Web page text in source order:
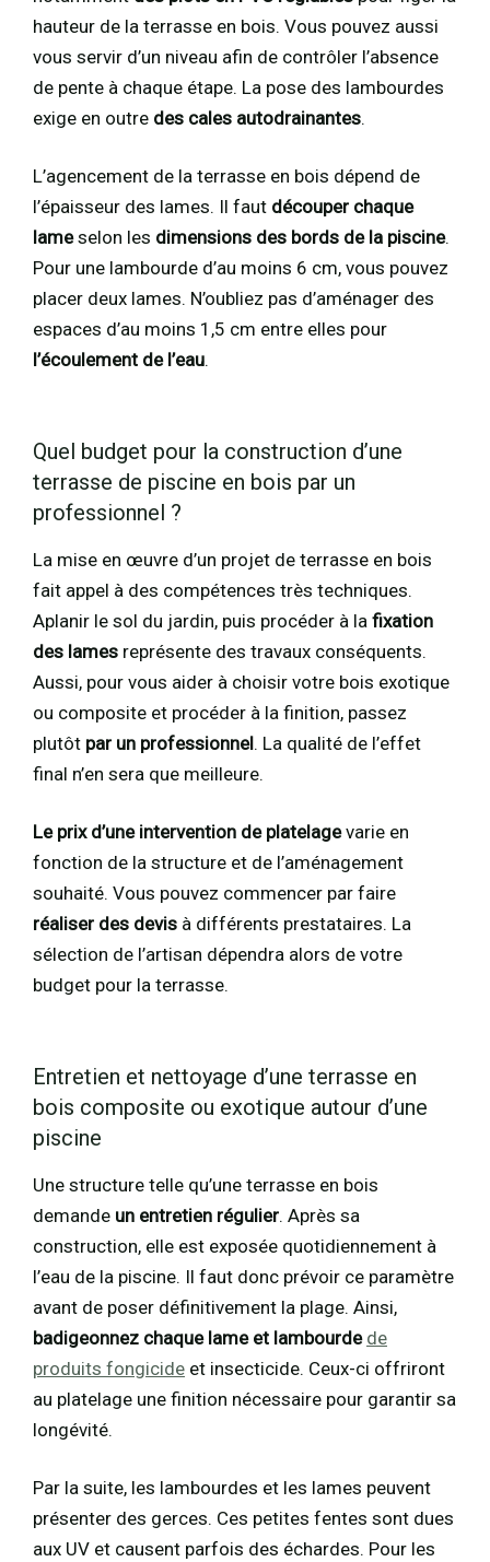
hauteur de la terrasse en bois. Vous pouvez aussi
vous servir d’un niveau afin de contrôler l’absence
de pente à chaque étape. La pose des lambourdes
exige en outre des cales autodrainantes.
L’agencement de la terrasse en bois dépend de
l’épaisseur des lames. Il faut découper chaque
lameselon les dimensions des bords de la piscine.
Pour une lambourde d’au moins 6 cm, vous pouvez
placer deux lames. N’oubliez pas d’aménager des
espaces d’au moins 1,5 cm entre elles pour
l’écoulement de l’eau.
Quel budget pour la construction d’une
terrasse de piscine en bois par un
professionnel ?
La mise en œuvre d’un projet de terrasse en bois
fait appel à des compétences très techniques.
Aplanir le sol du jardin, puis procéder à la fixation
des lames représente des travaux conséquents.
Aussi, pour vous aider à choisir votre bois exotique
ou composite et procéder à la finition, passez
plutôt par un professionnel. La qualité de l’effet
final n’en sera que meilleure.
Le prix d’une intervention de platelagevarie en
fonction de la structure et de l’aménagement
souhaité. Vous pouvez commencer par faire
réaliser des devis à différents prestataires. La
sélection de l’artisan dépendra alors de votre
budget pour la terrasse.
Entretien et nettoyage d’une terrasse en
bois composite ou exotique autour d’une
piscine
Une structure telle qu’une terrasse en bois
demande un entretien régulier. Après sa
construction, elle est exposée quotidiennement à
l’eau de la piscine. Il faut donc prévoir ce paramètre
avant de poser définitivement la plage. Ainsi,
badigeonnez chaque lame et lambourde de
produits fongicide et insecticide. Ceux-ci offriront
au platelage une finition nécessaire pour garantir sa
longévité.
Par la suite, les lambourdes et les lames peuvent
présenter des gerces. Ces petites fentes sont dues
aux UV et causent parfois des échardes. Pour les